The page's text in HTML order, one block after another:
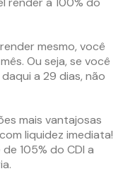
mesmo, você
Ou seja, se você
a 29 dias, não
mais vantajosas
liquidez imediata!
105% do CDI a